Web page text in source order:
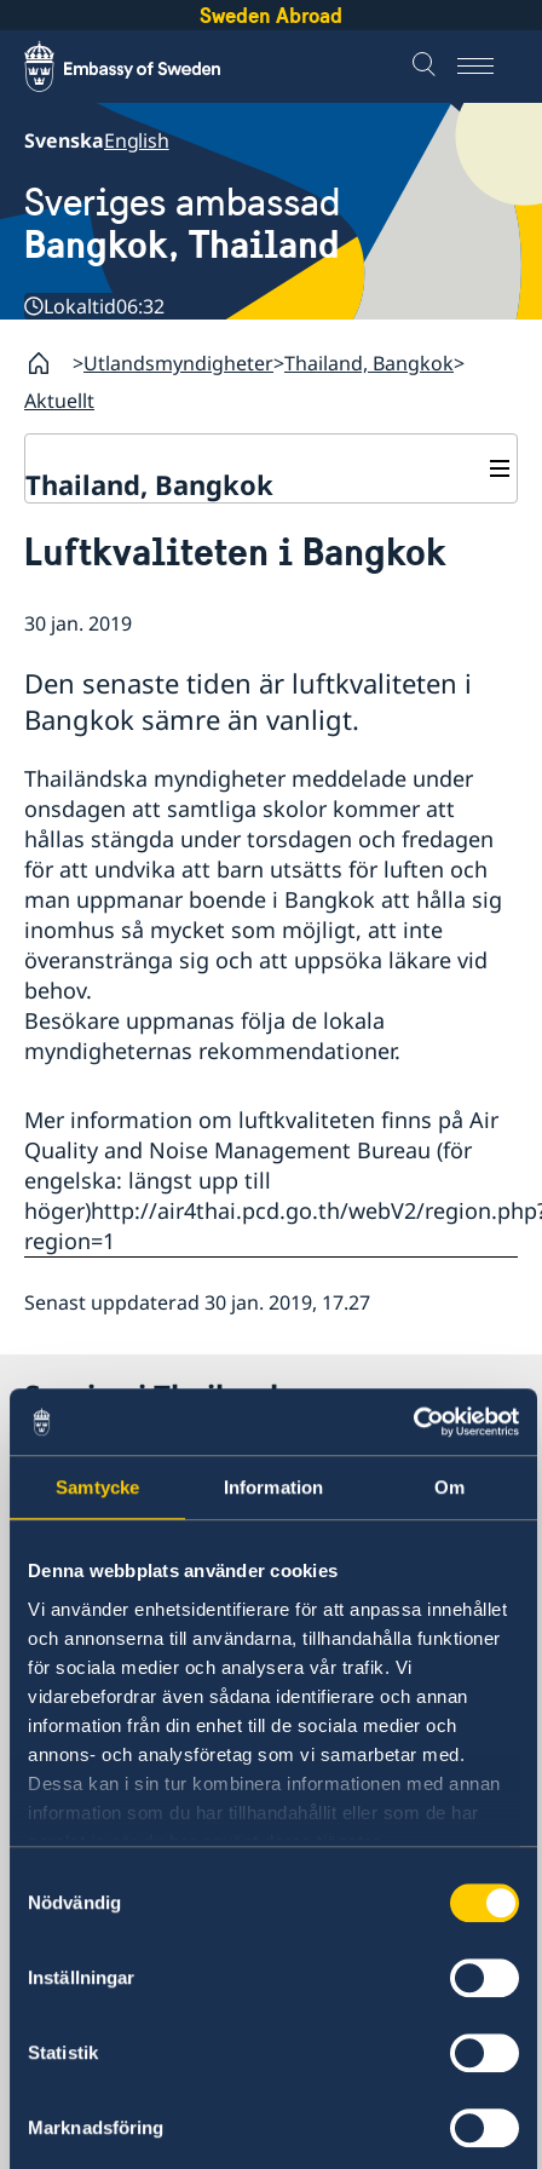
Samtycke Information Om
Denna webbplats använder cookies
Vi använder enhetsidentifierare för att anpassa innehållet
och annonserna till användarna, tillhandahålla funktioner
för sociala medier och analysera vår trafik. Vi
vidarebefordrar även sådana identifierare och annan
information från din enhet till de sociala medier och
annons- och analysföretag som vi samarbetar med.
Dessa kan i sin tur kombinera informationen med annan
information som du har tillhandahållit eller som de har
samlat in när du har använt deras tjänster.
Nödvändig
Inställningar
Statistik
Marknadsföring
Sweden Abroad
SvenskaEnglish
Sveriges ambassad
Bangkok, Thailand
Lokaltid06:32
Utlandsmyndigheter Thailand, Bangkok
Aktuellt
Thailand, Bangkok
Om oss
Netikett
Vi är en resurs för svenska företag
Så kan du få stöd
Svenska företag i Thailand
Anmäl handelshinder
Aktuellt
Nyheter
Lediga tjänster
Luftkvaliteten i Bangkok
30 jan. 2019
Den senaste tiden är luftkvaliteten i
Bangkok sämre än vanligt.
Thailändska myndigheter meddelade under
onsdagen att samtliga skolor kommer att
hållas stängda under torsdagen och fredagen
för att undvika att barn utsätts för luften och
man uppmanar boende i Bangkok att hålla sig
inomhus så mycket som möjligt, att inte
överanstränga sig och att uppsöka läkare vid
behov.
Besökare uppmanas följa de lokala
myndigheternas rekommendationer.
Mer information om luftkvaliteten finns på Air
Quality and Noise Management Bureau (för
engelska: längst upp till
höger)http://air4thai.pcd.go.th/webV2/
region=1
Senast uppdaterad 30 jan. 2019, 17.27
Sverige i Thailand
Sveriges ambassad
Besöksadress
8 våningen, One Pacific Place
140 Sukhumvit Road,
mellan soi 4 och soi 6
Ambassaden ligger bredvid Landmark
Hotel
Skytrainstation: Nana
Postadress
Embassy of Sweden
P.O. Box 1324
Bangkok 10110
Thailand
Telefontid: måndag, tisdag, torsdag kl.
onsdag kl. 10.30-12.00, 14.00-16.00.
Fax